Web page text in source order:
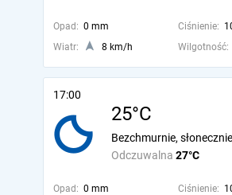
Opad: 0 mm Ciśnienie:
Wiatr:
8 km/h Wilgotność:
17:00
25°C
Odczuwalna 27°C
Bezchmurnie, słonecznie
Opad: 0 mm Ciśnienie: